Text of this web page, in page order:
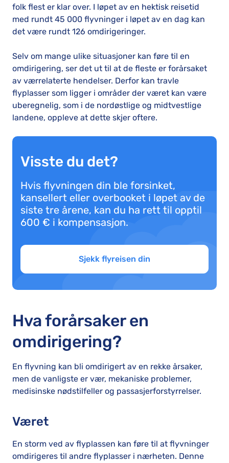
folk flest er klar over. I løpet av en hektisk reisetid
med rundt 45 000 flyvninger i løpet av en dag kan
det være rundt 126 omdirigeringer.
Selv om mange ulike situasjoner kan føre til en
omdirigering, ser det ut til at de fleste er forårsaket
av værrelaterte hendelser. Derfor kan travle
flyplasser som ligger i områder der været kan være
uberegnelig, som i de nordøstlige og midtvestlige
landene, oppleve at dette skjer oftere.
Visste du det?
Hvis flyvningen din ble forsinket,
kansellert eller overbooket i løpet av de
siste tre årene, kan du ha rett til opptil
600 € i kompensasjon.
Sjekk flyreisen din
Hva forårsaker en
omdirigering?
En flyvning kan bli omdirigert av en rekke årsaker,
men de vanligste er vær, mekaniske problemer,
medisinske nødstilfeller og passasjerforstyrrelser.
Været
En storm ved av flyplassen kan føre til at flyvninger
omdirigeres til andre flyplasser i nærheten. Denne